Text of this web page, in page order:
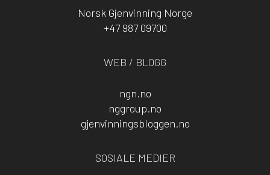
Norsk Gjenvinning Norge
+47 987 09700
WEB / BLOGG
ngn.no
nggroup.no
gjenvinningsbloggen.no
SOSIALE MEDIER